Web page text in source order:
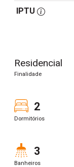
IPTU
Residencial
Finalidade
2
Dormitórios
3
Banheiros